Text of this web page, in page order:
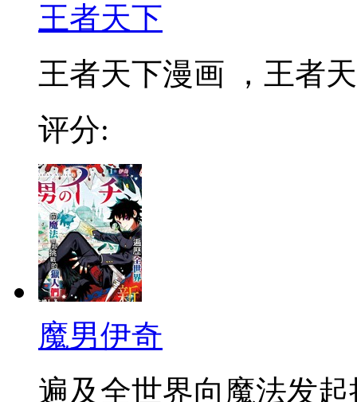
王者天下
王者天下漫画 ，王者
评分:
魔男伊奇
遍及全世界向魔法发起